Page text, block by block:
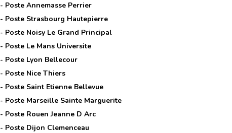
- PosteAnnemasse Perrier
- Poste Strasbourg Hautepierre
- Poste Noisy Le Grand Principal
- Poste Le Mans Universite
- Poste Lyon Bellecour
- Poste Nice Thiers
- Poste Saint Etienne Bellevue
- Poste Marseille Sainte Marguerite
- Poste Rouen Jeanne D Arc
- Poste Dijon Clemenceau